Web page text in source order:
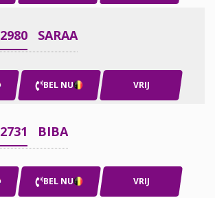
2980 SARAA
BEL NU VRIJ
2731 BIBA
BEL NU VRIJ